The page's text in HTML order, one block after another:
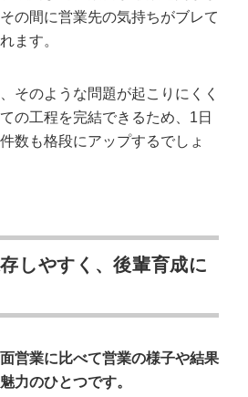
の間に営業先の気持ちがブレて
ます。
そのような問題が起こりにくく
の工程を完結できるため、1日
数も格段にアップするでしょ
しやすく、後輩育成に
営業に比べて営業の様子や結果
力のひとつです。